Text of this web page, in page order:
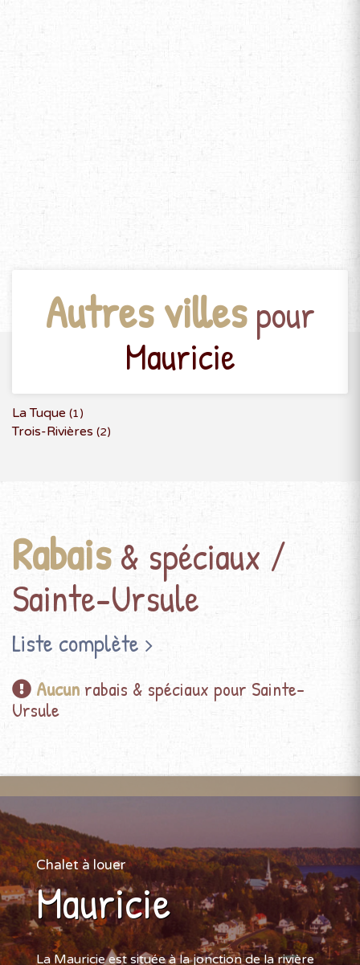
Autres villespour
Mauricie
La Tuque (1)
Trois-Rivières (2)
Rabais& spéciaux /
Sainte-Ursule
Liste complète
Aucun rabais & spéciaux pour Sainte-
Ursule
Chalet à louer
Mauricie
La Mauricie est située à la jonction de la rivière